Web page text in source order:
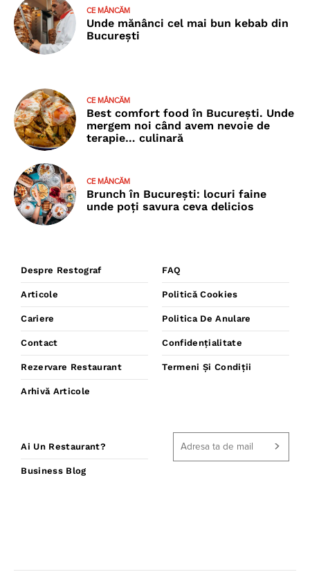
CE MÂNCĂM
Unde mănânci cel mai bun kebab din
București
CE MÂNCĂM
Best comfort food în București. Unde
mergem noi când avem nevoie de
terapie… culinară
CE MÂNCĂM
Brunch în București: locuri faine
unde poţi savura ceva delicios
Despre Restograf
Articole
Cariere
Contact
Rezervare Restaurant
Arhivă Articole
FAQ
Politică Cookies
Politica De Anulare
Confidențialitate
Termeni Și Condiții
Ai Un Restaurant?
Business Blog